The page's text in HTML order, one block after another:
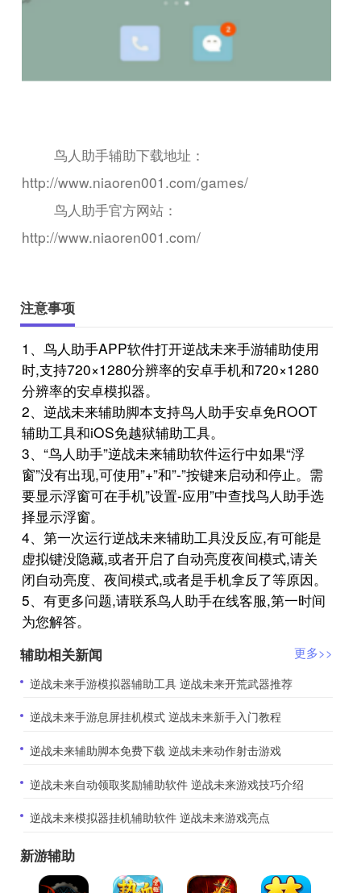
鸟人助手辅助下载地址：
http://www.niaoren001.com/games/
鸟人助手官方网站：
http://www.niaoren001.com/
注意事项
1、鸟人助手APP软件打开逆战未来手游辅助使用
时,支持720×1280分辨率的安卓手机和720×1280
分辨率的安卓模拟器。
2、逆战未来辅助脚本支持鸟人助手安卓免ROOT
辅助工具和iOS免越狱辅助工具。
3、“鸟人助手”逆战未来辅助软件运行中如果“浮
窗”没有出现,可使用”+”和”-”按键来启动和停止。需
要显示浮窗可在手机”设置-应用”中查找鸟人助手选
择显示浮窗。
4、第一次运行逆战未来辅助工具没反应,有可能是
虚拟键没隐藏,或者开启了自动亮度夜间模式,请关
闭自动亮度、夜间模式,或者是手机拿反了等原因。
5、有更多问题,请联系鸟人助手在线客服,第一时间
为您解答。
辅助相关新闻
更多>>
​逆战未来手游模拟器辅助工具 逆战未来开荒武器推荐
​逆战未来手游息屏挂机模式 逆战未来新手入门教程
​逆战未来辅助脚本免费下载 逆战未来动作射击游戏
​逆战未来自动领取奖励辅助软件 逆战未来游戏技巧介绍
​逆战未来模拟器挂机辅助软件 逆战未来游戏亮点
新游辅助